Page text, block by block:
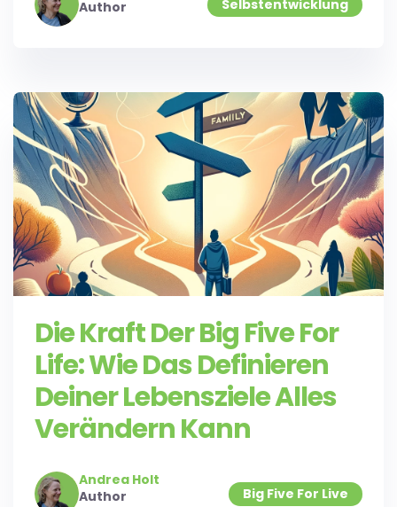
Author Selbstentwicklung
Die Kraft Der Big Five For
Life: Wie Das Definieren
Deiner Lebensziele Alles
Verändern Kann
Andrea Holt
Author
Big Five For Live